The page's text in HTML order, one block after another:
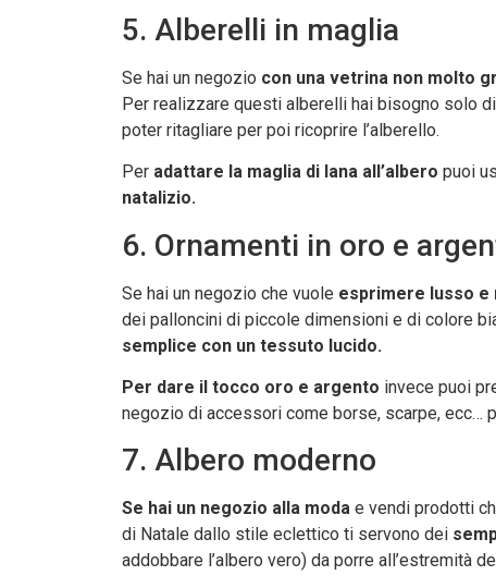
5. Alberelli in maglia
Se hai un negozio con una vetrina non molto
Per realizzare questi alberelli hai bisogno solo
poter ritagliare per poi ricoprire l’alberello.
Per adattare la maglia di lana all’albero puoi
natalizio.
6. Ornamenti in oro e
Se hai un negozio che vuole esprimere lusso e
dei palloncini di piccole dimensioni e di colore
semplice con un tessuto lucido.
Per dare il tocco oro e argento invece puoi
negozio di accessori come borse, scarpe, ecc…
7. Albero moderno
Se hai un negozio alla moda e vendi prodotti
di Natale dallo stile eclettico ti servono dei
addobbare l’albero vero) da porre all’estremità